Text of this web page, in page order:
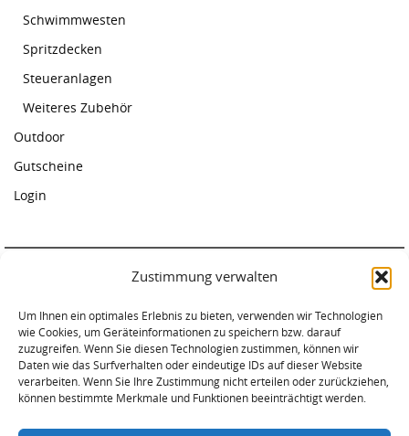
Zustimmung verwalten
Um Ihnen ein optimales Erlebnis zu bieten, verwenden wir Technologien
wie Cookies, um Geräteinformationen zu speichern bzw. darauf
zuzugreifen. Wenn Sie diesen Technologien zustimmen, können wir
Daten wie das Surfverhalten oder eindeutige IDs auf dieser Website
verarbeiten. Wenn Sie Ihre Zustimmung nicht erteilen oder zurückziehen,
können bestimmte Merkmale und Funktionen beeinträchtigt werden.
Schwimmwesten
Spritzdecken
Steueranlagen
Weiteres Zubehör
Outdoor
Gutscheine
Login
Am Warnowufer 59
18057 Rostock
Tel. 0381-2034620